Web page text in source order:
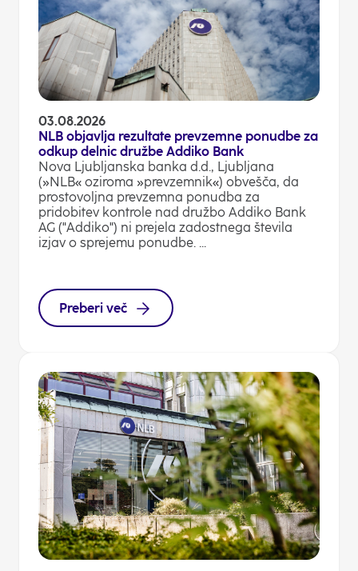
03.08.2026
NLB objavlja rezultate prevzemne ponudbe za
odkup delnic družbe Addiko Bank
Nova Ljubljanska banka d.d., Ljubljana
(»NLB« oziroma »prevzemnik«) obvešča, da
prostovoljna prevzemna ponudba za
pridobitev kontrole nad družbo Addiko Bank
AG ("Addiko") ni prejela zadostnega števila
izjav o sprejemu ponudbe. ...
Preberi več